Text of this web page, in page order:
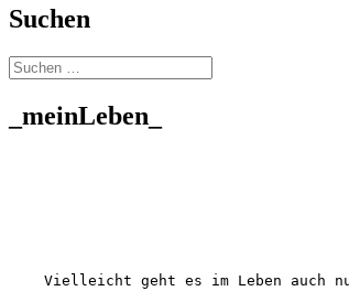
Suchen
Suchen
nach:
_meinLeben_
Vielleicht geht es im Leben auch